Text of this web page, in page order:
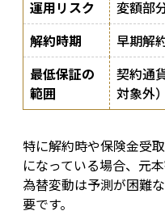
運用リスク
変額部
解約時期
早期解
最低保証の
範囲
契約通
対象外）
特に解約時や保険金受
になっている場合、元
為替変動は予測が困難
要です。